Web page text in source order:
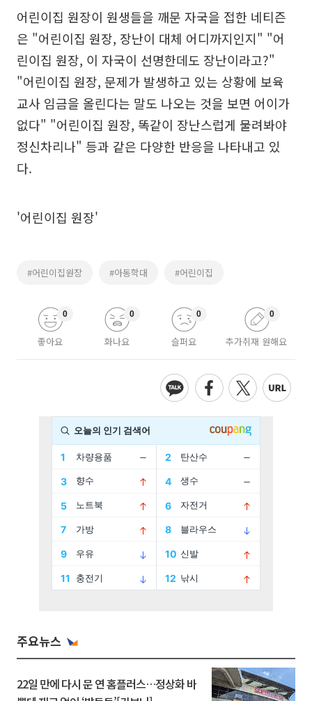
어린이집 원장이 원생들을 깨문 자국을 접한 네티즌
은 "어린이집 원장, 장난이 대체 어디까지인지" "어
린이집 원장, 이 자국이 선명한데도 장난이라고?"
"어린이집 원장, 문제가 발생하고 있는 상황에 보육
교사 임금을 올린다는 말도 나오는 것을 보면 어이가
없다" "어린이집 원장, 똑같이 장난스럽게 물려봐야
정신차리나" 등과 같은 다양한 반응을 나타내고 있
다.
'어린이집 원장'
#어린이집원장 #아동학대 #어린이집
좋아요
0
화나요
0
슬퍼요
0
추가취재 원해요
0
주요뉴스
22일 만에 다시 문 연 홈플러스…정상화 바